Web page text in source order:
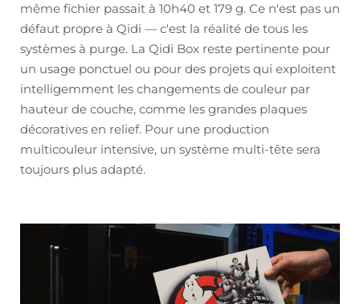
même fichier passait à 10h40 et 179 g. Ce n'est pas un
défaut propre à Qidi — c'est la réalité de tous les
systèmes à purge. La Qidi Box reste pertinente pour
un usage ponctuel ou pour des projets qui exploitent
intelligemment les changements de couleur par
hauteur de couche, comme les grandes plaques
décoratives en relief. Pour une production
multicouleur intensive, un système multi-tête sera
toujours plus adapté.